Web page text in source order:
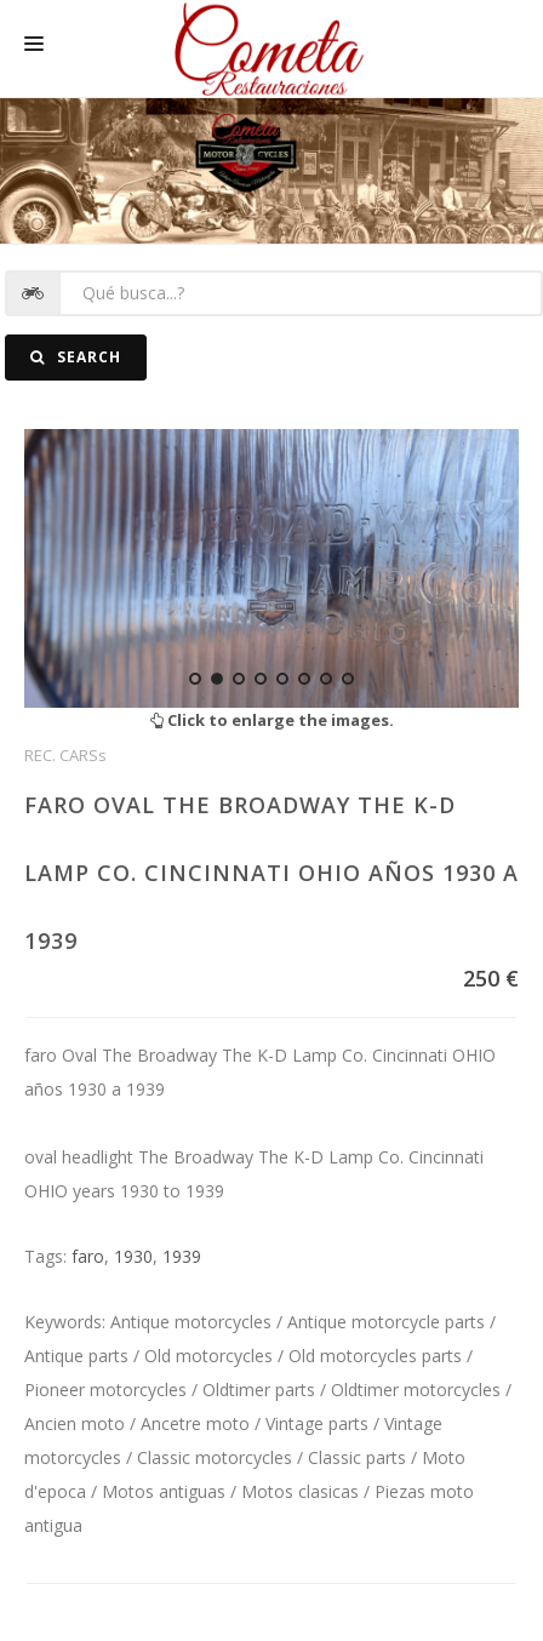
HOME
SPANISH MOTORCYCLES
MOTORCYCLE SPARE PARTS
PICTURES
SEARCH
Click to enlarge the images.
REC. CARSs
FARO OVAL THE BROADWAY THE K-D
LAMP CO. CINCINNATI OHIO AÑOS 1930 A
1939
250 €
faro Oval The Broadway The K-D Lamp Co. Cincinnati OHIO
años 1930 a 1939
oval headlight The Broadway The K-D Lamp Co. Cincinnati
OHIO years 1930 to 1939
Tags: faro, 1930, 1939
Keywords: Antique motorcycles / Antique motorcycle parts /
Antique parts / Old motorcycles / Old motorcycles parts /
Pioneer motorcycles / Oldtimer parts / Oldtimer motorcycles /
Ancien moto / Ancetre moto / Vintage parts / Vintage
motorcycles / Classic motorcycles / Classic parts / Moto
d'epoca / Motos antiguas / Motos clasicas / Piezas moto
antigua